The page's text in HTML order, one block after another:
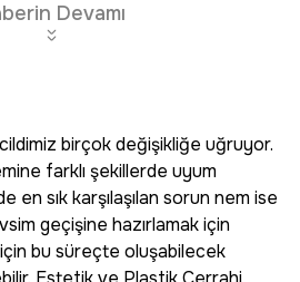
Devamı
birçok değişikliğe uğruyor.
farklı şekillerde uyum
en sık karşılaşılan sorun nem ise
geçişine hazırlamak için
bu süreçte oluşabilecek